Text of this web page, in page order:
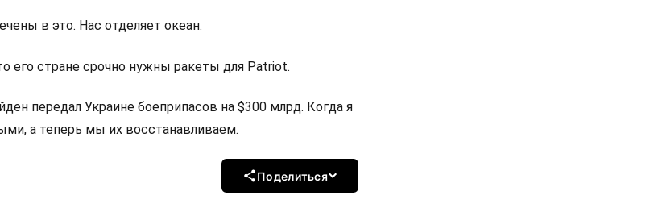
в это. Нас отделяет океан.
его стране срочно нужны ракеты для Patriot.
передал Украине боеприпасов на $300 млрд. Когда я
а теперь мы их восстанавливаем.
Поделиться